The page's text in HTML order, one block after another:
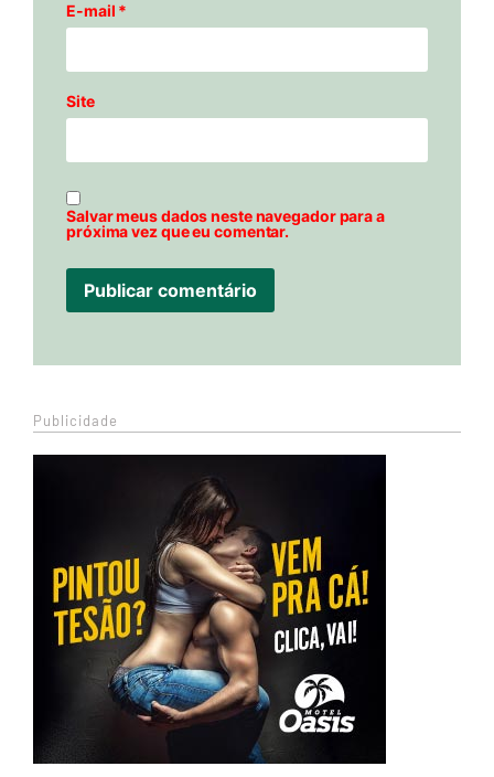
E-mail *
Site
Salvar meus dados neste navegador para a
próxima vez que eu comentar.
Publicidade